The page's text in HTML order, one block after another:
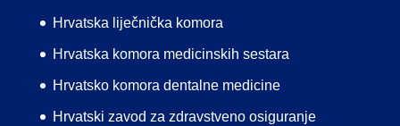
Hrvatska liječnička komora
Hrvatska komora medicinskih sestara
Hrvatsko komora dentalne medicine
Hrvatski zavod za zdravstveno osiguranje